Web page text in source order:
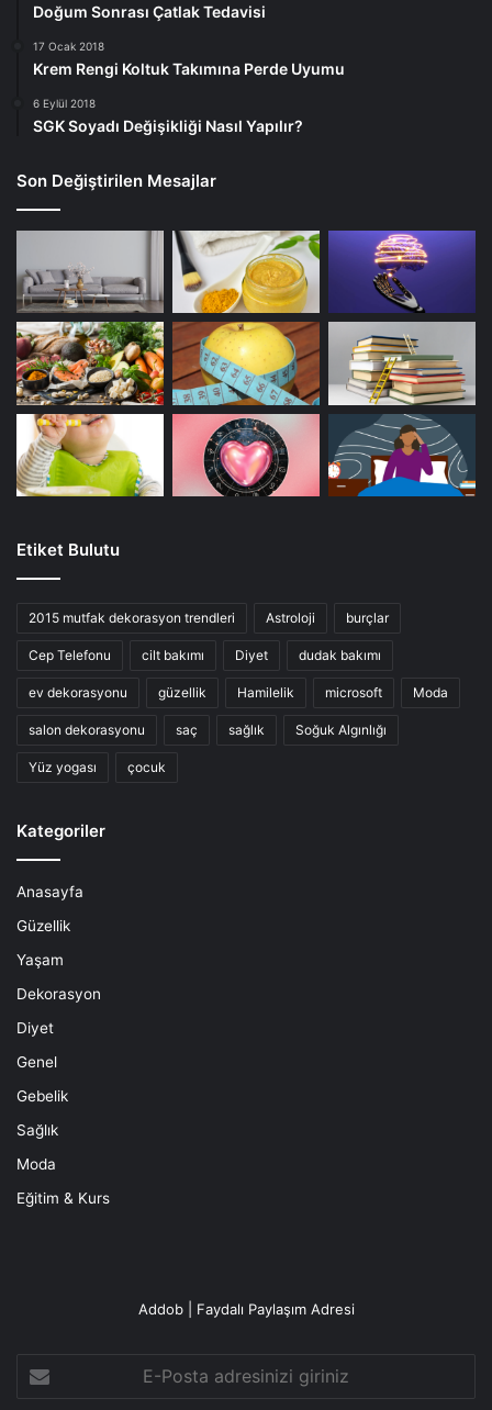
Doğum Sonrası Çatlak Tedavisi
17 Ocak 2018
Krem Rengi Koltuk Takımına Perde Uyumu
6 Eylül 2018
SGK Soyadı Değişikliği Nasıl Yapılır?
Son Değiştirilen Mesajlar
Etiket Bulutu
2015 mutfak dekorasyon trendleri Astroloji burçlar
Cep Telefonu cilt bakımı Diyet dudak bakımı
ev dekorasyonu güzellik Hamilelik microsoft Moda
salon dekorasyonu saç sağlık Soğuk Algınlığı
Yüz yogası çocuk
Kategoriler
Anasayfa
Güzellik
Yaşam
Dekorasyon
Diyet
Genel
Gebelik
Sağlık
Moda
Eğitim & Kurs
Addob | Faydalı Paylaşım Adresi
Posta